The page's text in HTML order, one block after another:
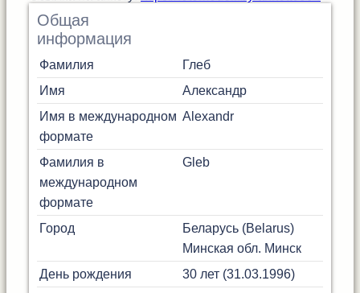
Общая
информация
Фамилия
Глеб
Имя
Александр
Имя в международном
формате
Alexandr
Фамилия в
международном
формате
Gleb
Город
Беларусь (Belarus)
Минская обл. Минск
День рождения
30 лет (31.03.1996)